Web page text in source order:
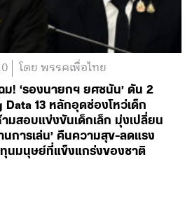
โดย พรรคเพื่อไทย
! ‘รองนายกฯ ยศชนัน’ ดัน 2
Data 13 หลักอุดช่องโหว่เด็ก
มสอบแข่งขันเด็กเล็ก มุ่งเปลี่ยน
านการเล่น’ คืนความสุข-ลดแรง
นมนุษย์ที่แข็งแกร่งของชาติ